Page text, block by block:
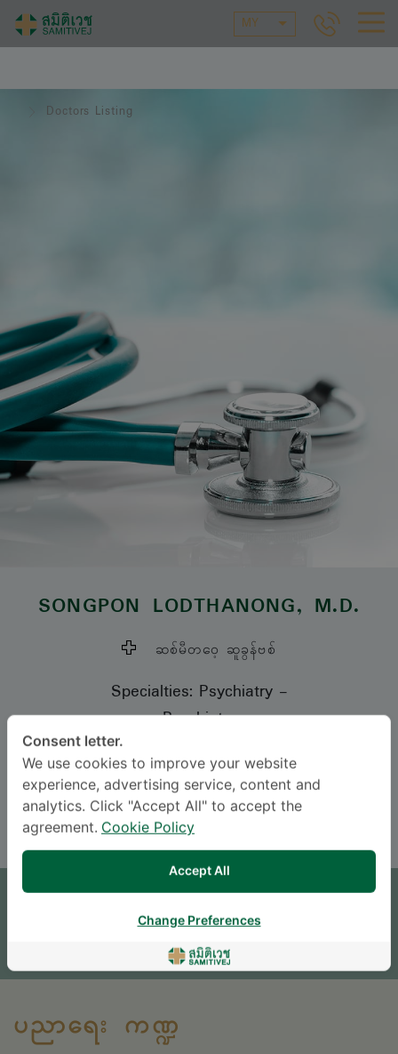
MY
Doctors Listing
SONGPON LODTHANONG, M.D.
ဆစ်မီတဝေ့ ဆူခွန်ဗစ်
Specialties: Psychiatry-
Psychiatry
ဘာသာစကား
ENGLISH
THAI
ရက်ချိန်းယူရန်
မေးစရာရှိရင် မေးခဲ့ပါ။
* လူကြီးမင်း၏ စုံစမ်းမေးမြန်းမှုကိုလူနာအထောက်အကူပြုဌာနမှ အကြောင်းပြန်ကြားပေးပါမည်။
ပညာရေး ကဏ္ဍ
Consent letter.
We use cookies to improve your website
experience, advertising service, content and
analytics. Click "Accept All" to accept the
agreement. Cookie Policy
Accept All
Change Preferences